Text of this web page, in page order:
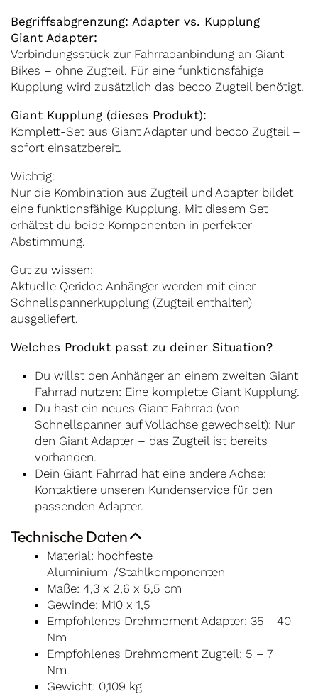
Begriffsabgrenzung: Adapter vs. Kupplung
Giant Adapter:
Verbindungsstück zur Fahrradanbindung an Giant
Bikes – ohne Zugteil. Für eine funktionsfähige
Kupplung wird zusätzlich das becco Zugteil benötigt.
Giant Kupplung (dieses Produkt):
Komplett-Set aus Giant Adapter und becco Zugteil –
sofort einsatzbereit.
Wichtig:
Nur die Kombination aus Zugteil und Adapter bildet
eine funktionsfähige Kupplung. Mit diesem Set
erhältst du beide Komponenten in perfekter
Abstimmung.
Gut zu wissen:
Aktuelle Qeridoo Anhänger werden mit einer
Schnellspannerkupplung (Zugteil enthalten)
ausgeliefert.
Welches Produkt passt zu deiner Situation?
Du willst den Anhänger an einem zweiten Giant
Fahrrad nutzen: Eine komplette Giant Kupplung.
Du hast ein neues Giant Fahrrad (von
Schnellspanner auf Vollachse gewechselt): Nur
den Giant Adapter – das Zugteil ist bereits
vorhanden.
Dein Giant Fahrrad hat eine andere Achse:
Kontaktiere unseren Kundenservice für den
passenden Adapter.
Technische Daten
Material: hochfeste
Aluminium-/Stahlkomponenten
Maße: 4,3 x 2,6 x 5,5 cm
Gewinde: M10 x 1,5
Empfohlenes Drehmoment Adapter: 35 - 40
Nm
Empfohlenes Drehmoment Zugteil: 5 – 7
Nm
Gewicht: 0,109 kg